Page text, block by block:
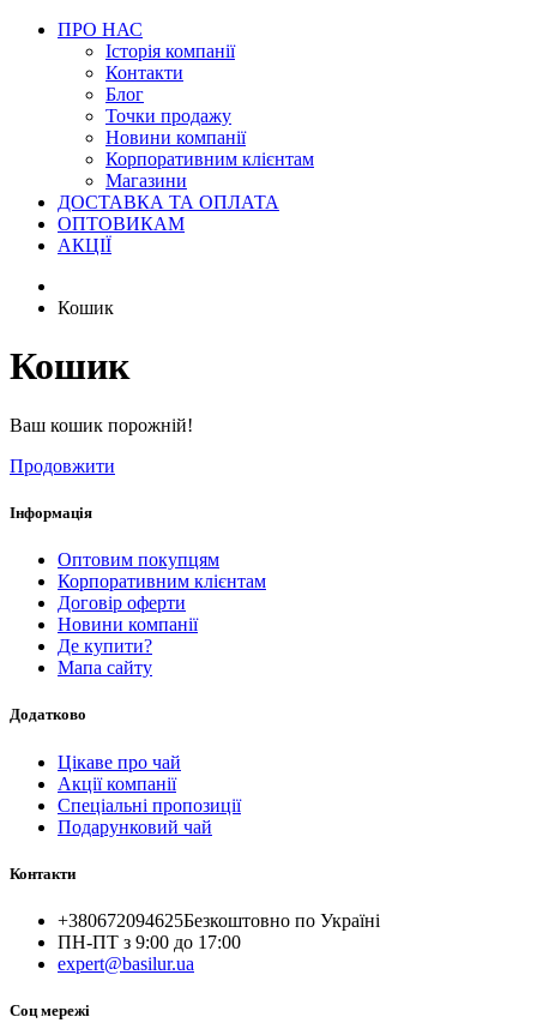
ПРО НАС
Історія компанії
Контакти
Блог
Точки продажу
Новини компанії
Корпоративним клієнтам
Магазини
ДОСТАВКА ТА ОПЛАТА
ОПТОВИКАМ
АКЦІЇ
Кошик
Кошик
Ваш кошик порожній!
Продовжити
Інформація
Оптовим покупцям
Корпоративним клієнтам
Договір оферти
Новини компанії
Де купити?
Мапа сайту
Додатково
Цікаве про чай
Акції компанії
Спеціальні пропозиції
Подарунковий чай
Контакти
+380672094625Безкоштовно по Україні
ПН-ПТ з 9:00 до 17:00
expert@basilur.ua
Cоц мережі